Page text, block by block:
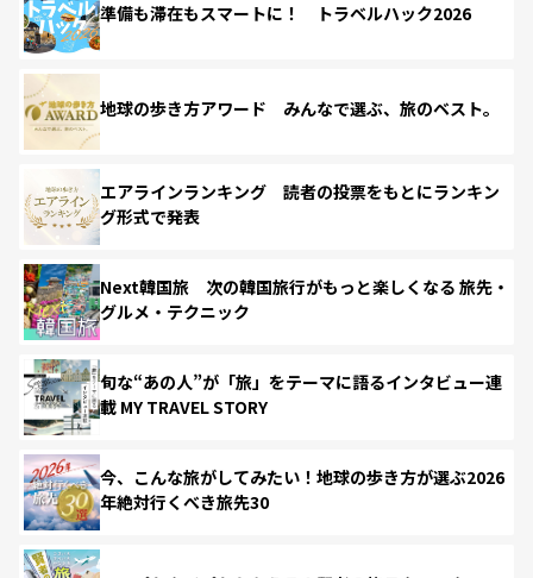
準備も滞在もスマートに！ トラベルハック2026
地球の歩き方アワード みんなで選ぶ、旅のベスト。
エアラインランキング 読者の投票をもとにランキン
グ形式で発表
Next韓国旅 次の韓国旅行がもっと楽しくなる 旅先・
グルメ・テクニック
旬な“あの人”が「旅」をテーマに語るインタビュー連
載 MY TRAVEL STORY
今、こんな旅がしてみたい！地球の歩き方が選ぶ2026
年絶対行くべき旅先30